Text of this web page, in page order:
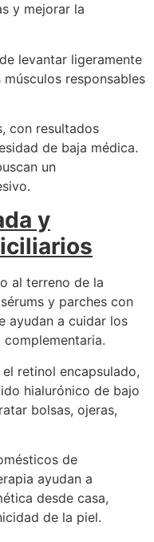
y mejorar la
levantar ligeramente
responsables
con resultados
de baja médica.
un
y
al terreno de la
y parches con
ayudan a cuidar los
retinol encapsulado,
hialurónico de bajo
bolsas, ojeras,
de
ayudan a
desde casa,
de la piel.